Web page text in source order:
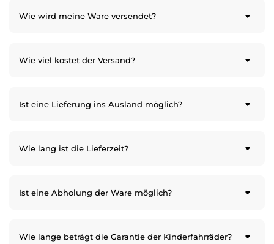
Wie wird meine Ware versendet?
Wie viel kostet der Versand?
Ist eine Lieferung ins Ausland möglich?
Wie lang ist die Lieferzeit?
Ist eine Abholung der Ware möglich?
Wie lange beträgt die Garantie der Kinderfahrräder?